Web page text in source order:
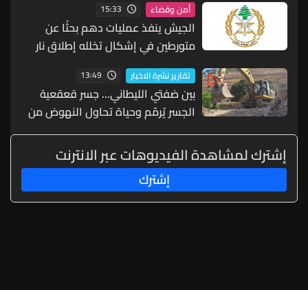
أمن وقضاء 15:33
الجيش ينفذ عمليات دهم بحثًا عن
متورطين في إشكال تخلله إطلاق نار
خيمة مزروعة بالماريجوانا
تقارير نشرة الاخبار 13:49
بين ضفتي الليطاني... جسر قعقعية
الجسر يُرمّم وحياة تحاول النهوض من
جديد
إشترك لمشاهدة الفيديوهات عبر الانترنت
إشترك